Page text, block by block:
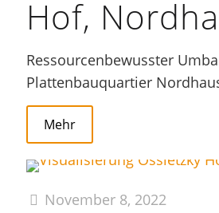
Hof,
Ressourcenbewusster
Plattenbauquartier
Mehr
November 8, 2022